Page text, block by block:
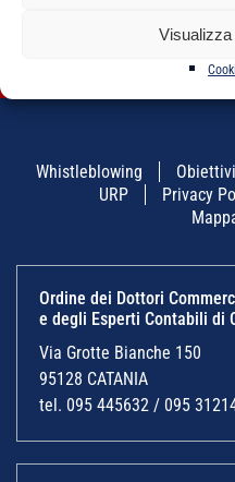
Whistleblowing
URP
Privacy
Ordine dei Dottori
e degli Esperti Contabili di
Via Grotte Bianche 150
95128 CATANIA
tel. 095 445632 / 095